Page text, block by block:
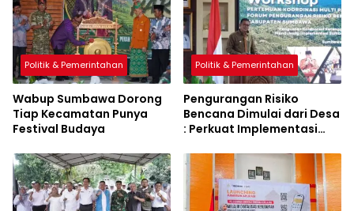
Politik & Pemerintahan
Wabup Sumbawa Dorong
Tiap Kecamatan Punya
Festival Budaya
Politik & Pemerintahan
Pengurangan Risiko
Bencana Dimulai dari Desa
: Perkuat Implementasi